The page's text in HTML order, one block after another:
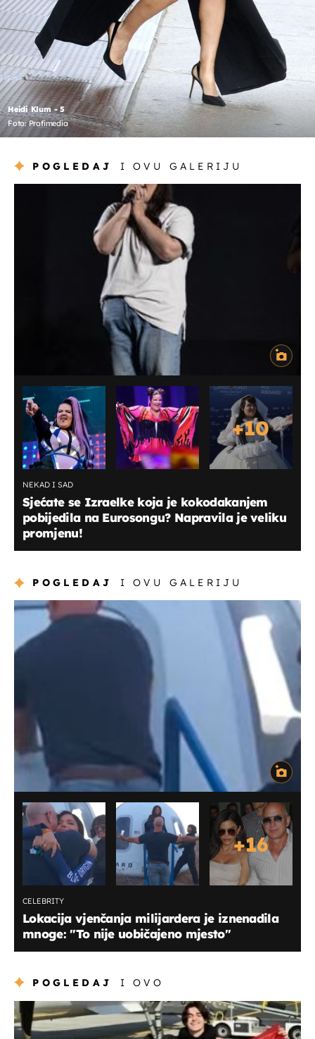
Heidi Klum - 5
Foto: Profimedia
POGLEDAJ I OVU GALERIJU
+10
NEKAD I SAD
Sjećate se Izraelke koja je kokodakanjem
pobijedila na Eurosongu? Napravila je veliku
promjenu!
POGLEDAJ I OVU GALERIJU
+16
CELEBRITY
Lokacija vjenčanja milijardera je iznenadila
mnoge: "To nije uobičajeno mjesto"
POGLEDAJ I OVO